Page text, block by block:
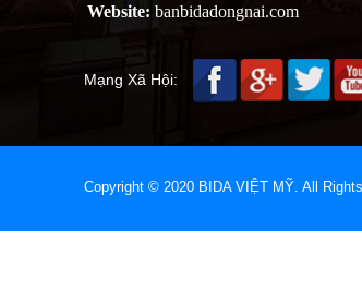
Website: banbidadongnai.com
Mạng Xã Hội:
Copyright © 2020 BIDA VIỆT MỸ. All